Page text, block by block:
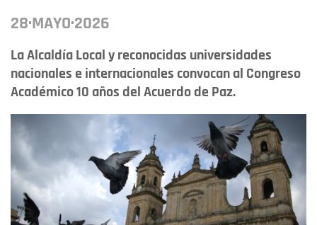
28·MAYO·2026
La Alcaldía Local y reconocidas universidades
nacionales e internacionales convocan al Congreso
Académico 10 años del Acuerdo de Paz.